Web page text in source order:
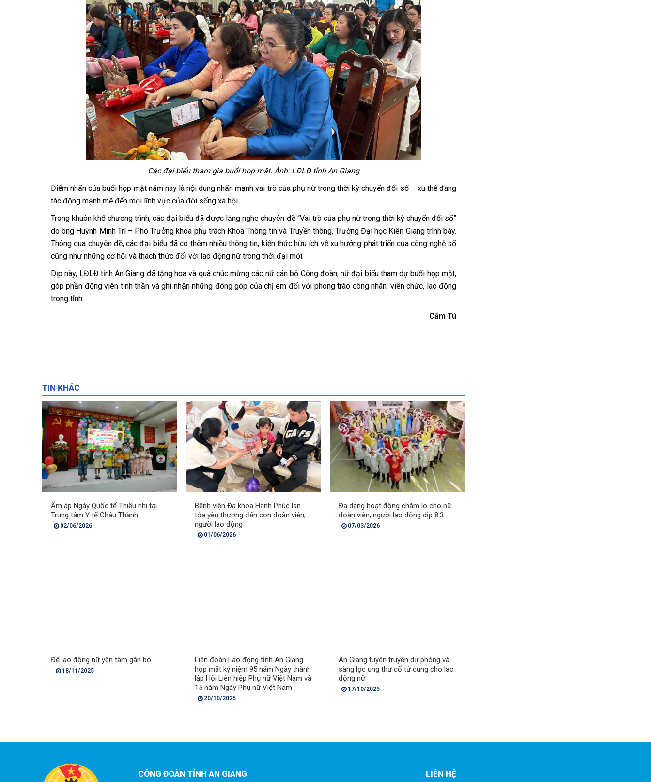
Các đại biểu tham gia buổi họp mặt. Ảnh: LĐLĐ tỉnh An Giang
Điểm nhấn của buổi họp mặt năm nay là nội dung nhấn mạnh vai trò của phụ nữ trong thời kỳ chuyển đổi số – xu thế đang
tác động mạnh mẽ đến mọi lĩnh vực của đời sống xã hội.
Trong khuôn khổ chương trình, các đại biểu đã được lắng nghe chuyên đề “Vai trò của phụ nữ trong thời kỳ chuyển đổi số”
do ông Huỳnh Minh Trí – Phó Trưởng khoa phụ trách Khoa Thông tin và Truyền thông, Trường Đại học Kiên Giang trình bày.
Thông qua chuyên đề, các đại biểu đã có thêm nhiều thông tin, kiến thức hữu ích về xu hướng phát triển của công nghệ số
cũng như những cơ hội và thách thức đối với lao động nữ trong thời đại mới.
Dịp này, LĐLĐ tỉnh An Giang đã tặng hoa và quà chúc mừng các nữ cán bộ Công đoàn, nữ đại biểu tham dự buổi họp mặt,
góp phần động viên tinh thần và ghi nhận những đóng góp của chị em đối với phong trào công nhân, viên chức, lao động
trong tỉnh.
Cẩm Tú
TIN KHÁC
Ấm áp Ngày Quốc tế Thiếu nhi tại
Trung tâm Y tế Châu Thành
02/06/2026
Bệnh viện Đa khoa Hạnh Phúc lan
tỏa yêu thương đến con đoàn viên,
người lao động
01/06/2026
Đa dạng hoạt động chăm lo cho nữ
đoàn viên, người lao động dịp 8.3
07/03/2026
Để lao động nữ yên tâm gắn bó
18/11/2025
Liên đoàn Lao động tỉnh An Giang
họp mặt kỷ niệm 95 năm Ngày thành
lập Hội Liên hiệp Phụ nữ Việt Nam và
15 năm Ngày Phụ nữ Việt Nam
20/10/2025
An Giang tuyên truyền dự phòng và
sàng lọc ung thư cổ tử cung cho lao
động nữ
17/10/2025
CÔNG ĐOÀN TỈNH AN GIANG LIÊN HỆ